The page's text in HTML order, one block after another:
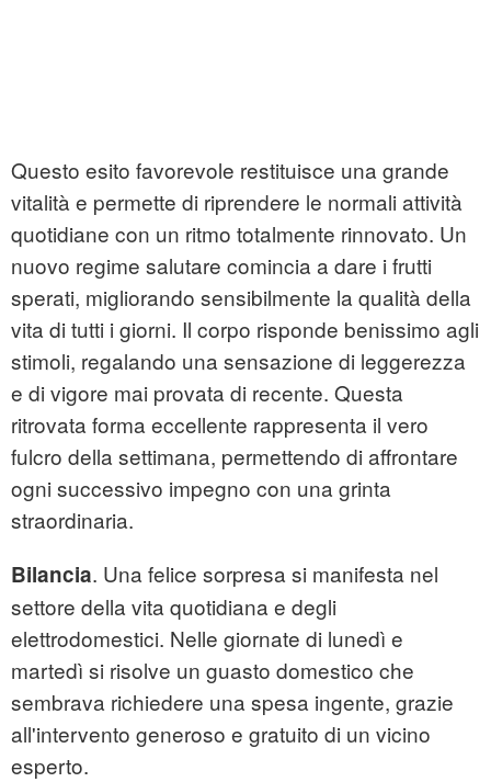
Questo esito favorevole restituisce una grande
vitalità e permette di riprendere le normali attività
quotidiane con un ritmo totalmente rinnovato. Un
nuovo regime salutare comincia a dare i frutti
sperati, migliorando sensibilmente la qualità della
vita di tutti i giorni. Il corpo risponde benissimo agli
stimoli, regalando una sensazione di leggerezza
e di vigore mai provata di recente. Questa
ritrovata forma eccellente rappresenta il vero
fulcro della settimana, permettendo di affrontare
ogni successivo impegno con una grinta
straordinaria.
Bilancia. Una felice sorpresa si manifesta nel
settore della vita quotidiana e degli
elettrodomestici. Nelle giornate di lunedì e
martedì si risolve un guasto domestico che
sembrava richiedere una spesa ingente, grazie
all'intervento generoso e gratuito di un vicino
esperto.